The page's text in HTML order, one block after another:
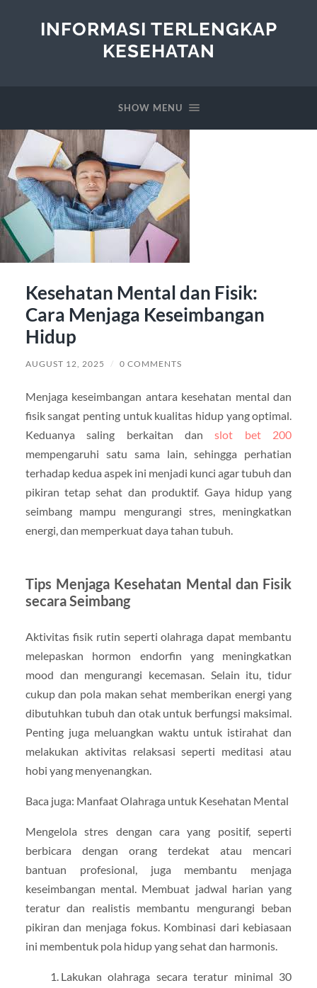
INFORMASI TERLENGKAP
KESEHATAN
SHOW MENU
Kesehatan Mental dan Fisik:
Cara Menjaga Keseimbangan
Hidup
AUGUST 12, 2025 / 0 COMMENTS
Menjaga keseimbangan antara kesehatan mental dan
fisik sangat penting untuk kualitas hidup yang optimal.
Keduanya saling berkaitan danslot bet 200
mempengaruhi satu sama lain, sehingga perhatian
terhadap kedua aspek ini menjadi kunci agar tubuh dan
pikiran tetap sehat dan produktif. Gaya hidup yang
seimbang mampu mengurangi stres, meningkatkan
energi, dan memperkuat daya tahan tubuh.
Tips Menjaga Kesehatan Mental dan Fisik
secara Seimbang
Aktivitas fisik rutin seperti olahraga dapat membantu
melepaskan hormon endorfin yang meningkatkan
mood dan mengurangi kecemasan. Selain itu, tidur
cukup dan pola makan sehat memberikan energi yang
dibutuhkan tubuh dan otak untuk berfungsi maksimal.
Penting juga meluangkan waktu untuk istirahat dan
melakukan aktivitas relaksasi seperti meditasi atau
hobi yang menyenangkan.
Baca juga: Manfaat Olahraga untuk Kesehatan Mental
Mengelola stres dengan cara yang positif, seperti
berbicara dengan orang terdekat atau mencari
bantuan profesional, juga membantu menjaga
keseimbangan mental. Membuat jadwal harian yang
teratur dan realistis membantu mengurangi beban
pikiran dan menjaga fokus. Kombinasi dari kebiasaan
ini membentuk pola hidup yang sehat dan harmonis.
Lakukan olahraga secara teratur minimal 30